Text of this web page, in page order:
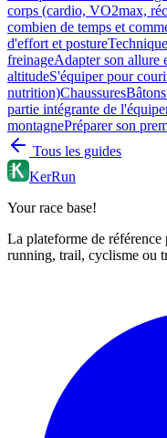
corps (cardio, VO2max,
combien de temps et
d'effort et posture
freinageAdapter son allure
altitudeS'équiper pour
nutrition)ChaussuresBâtons
partie intégrante de
montagnePréparer son
Tous les guides
KerRun
Your race base!
La plateforme de
running, trail, cyclisme ou